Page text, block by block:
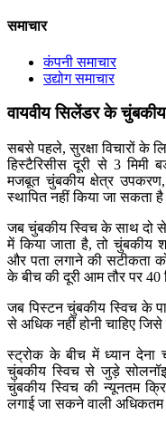
समाचार
कंपनी समाचार
उद्योग समाचार
वायवीय सिलेंडर के
सबसे पहले, सुरक्षा विचारों के
हिस्टैरिसीस दूरी से 3 मिमी
मजबूत चुंबकीय क्षेत्र
स्थापित नहीं किया जा सकता
जब चुंबकीय स्विच के साथ दो से
में किया जाता है, तो चुंबकीय
और पता लगाने की सटीकता
के बीच की दूरी आम तौर पर 40
जब पिस्टन चुंबकीय स्विच के
से अधिक नहीं होनी चाहिए
स्ट्रोक के बीच में ध्यान देना
चुंबकीय स्विच से जुड़े
चुंबकीय स्विच की न्यूनतम
लगाई जा सकने वाली अधिकतम